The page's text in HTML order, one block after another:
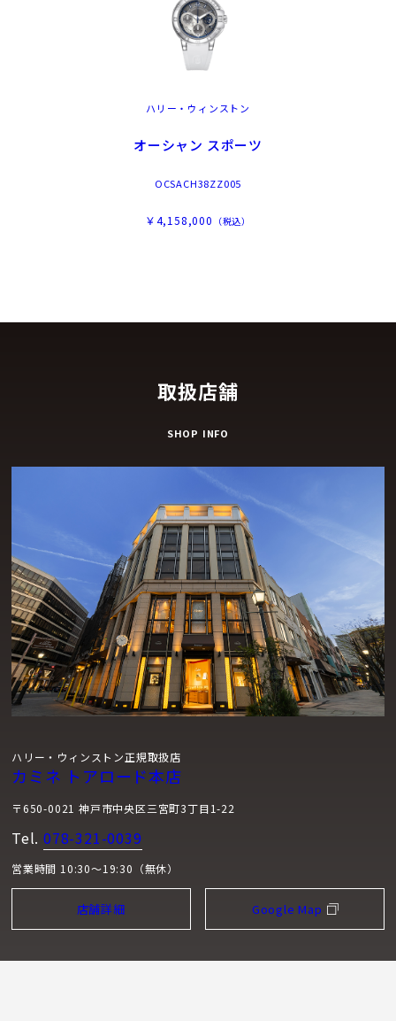
ハリー・ウィンストン
オーシャン スポーツ
OCSACH38ZZ005
￥4,158,000 （税込）
取扱店舗
SHOP INFO
ハリー・ウィンストン正規取扱店
カミネ トアロード本店
〒650-0021 神戸市中央区三宮町3丁目1-22
Tel. 078-321-0039
営業時間 10:30～19:30（無休）
店舗詳細 Google Map